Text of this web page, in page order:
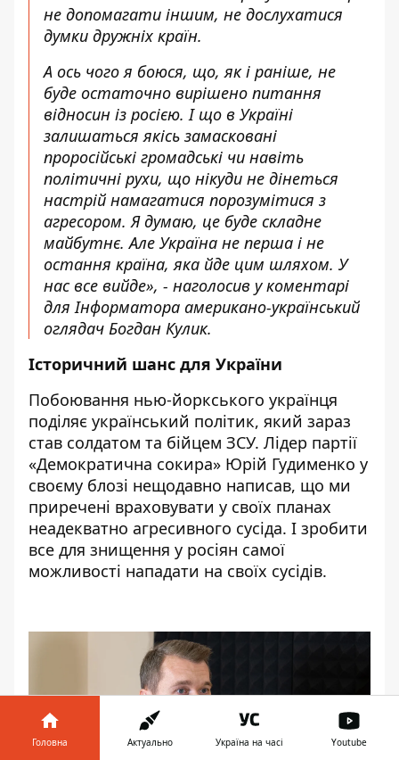
не допомагати іншим, не дослухатися
думки дружніх країн.
А ось чого я боюся, що, як і раніше, не
буде остаточно вирішено питання
відносин із росією. І що в Україні
залишаться якісь замасковані
проросійські громадські чи навіть
політичні рухи, що нікуди не дінеться
настрій намагатися порозумітися з
агресором. Я думаю, це буде складне
майбутнє. Але Україна не перша і не
остання країна, яка йде цим шляхом. У
нас все вийде», - наголосив у коментарі
для Інформатора американо-український
оглядач Богдан Кулик.
Історичний шанс для України
Побоювання нью-йоркського українця
поділяє український політик, який зараз
став солдатом та бійцем ЗСУ. Лідер партії
«Демократична сокира» Юрій Гудименко у
своєму блозі нещодавно написав, що ми
приречені враховувати у своїх планах
неадекватно агресивного сусіда. І зробити
все для знищення у росіян самої
можливості нападати на своїх сусідів.
Головна Актуально Україна на часі Youtube